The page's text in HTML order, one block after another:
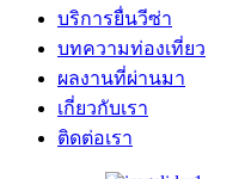
บริการยื่นวีซ่า
บทความท่องเที่ยว
ผลงานที่ผ่านมา
เกี่ยวกับเรา
ติดต่อเรา